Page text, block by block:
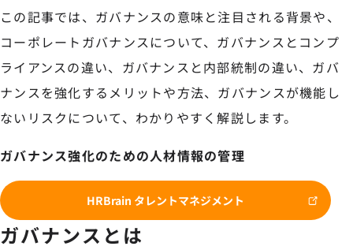
この記事では、ガバナンスの意味と注目される背景や、
コーポレートガバナンスについて、ガバナンスとコンプ
ライアンスの違い、ガバナンスと内部統制の違い、ガバ
ナンスを強化するメリットや方法、ガバナンスが機能し
ないリスクについて、わかりやすく解説します。
ガバナンス強化のための人材情報の管理
HRBrain タレントマネジメント
ガバナンスとは